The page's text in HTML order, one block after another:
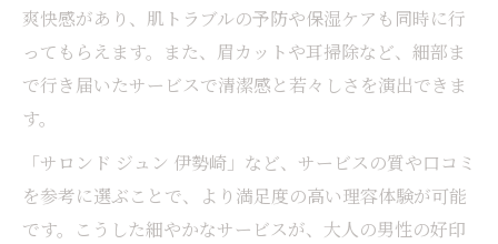
爽快感があり、肌トラブルの予防や保湿ケアも同時に行
ってもらえます。また、眉カットや耳掃除など、細部ま
で行き届いたサービスで清潔感と若々しさを演出できま
す。
「サロンド ジュン 伊勢崎」など、サービスの質や口コミ
を参考に選ぶことで、より満足度の高い理容体験が可能
です。こうした細やかなサービスが、大人の男性の好印